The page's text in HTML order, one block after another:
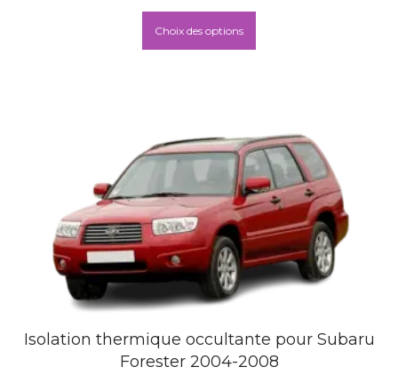
Choix des options
Isolation thermique occultante pour Subaru
Forester 2004-2008